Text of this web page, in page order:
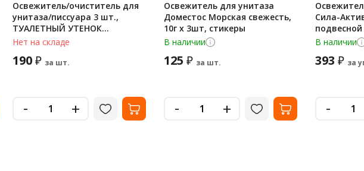
Освежитель/очиститель для
унитаза/писсуара 3 шт.,
ТУАЛЕТНЫЙ УТЕНОК
'Антиналет', стикер чистоты,
Нет на складе
190₽ за шт.
- +
Освежитель для унитаза
Доместос Морская свежесть,
10г х 3шт, стикеры
В наличии
125 ₽ за шт.
- +
Сила-
В наличии
393 ₽ за
-